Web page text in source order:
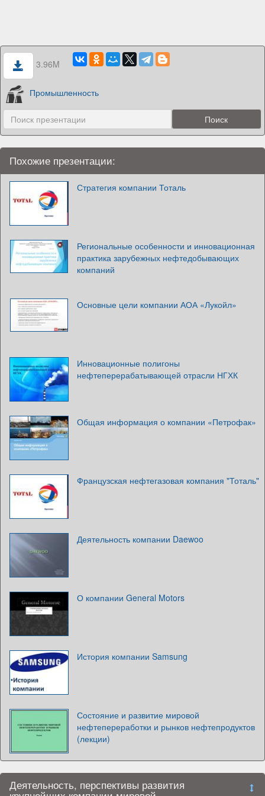
3.96M
Промышленность
Похожие презентации:
Стратегия компании Тоталь
Региональные особенности и инновационная
практика зарубежных нефтедобывающих
компаний
Основные цели компании АОА «Лукойл»
Инновационные полигоны
нефтеперерабатывающей отрасли НГХК
Общая информация о компании «Петрофак»
Французская нефтегазовая компания "Тоталь"
Деятельность компании Daewoo
О компании General Motors
История компании Samsung
Состояние и развитие мировой
нефтепереработки и рынков нефтепродуктов
(лекции)
Деятельность, перспективы развития